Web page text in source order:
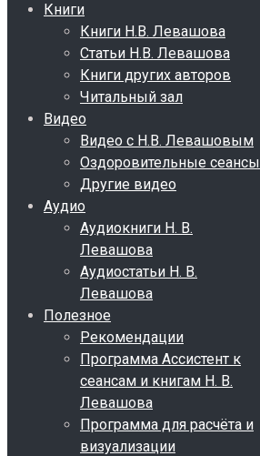
Книги
Книги Н.В. Левашова
Статьи Н.В. Левашова
Книги других авторов
Читальный зал
Видео
Видео с Н.В. Левашовым
Оздоровительные сеансы
Другие видео
Аудио
Аудиокниги Н. В.
Левашова
Аудиостатьи Н. В.
Левашова
Полезное
Рекомендации
Программа Ассистент к
сеансам и книгам Н. В.
Левашова
Программа для расчёта и
визуализации